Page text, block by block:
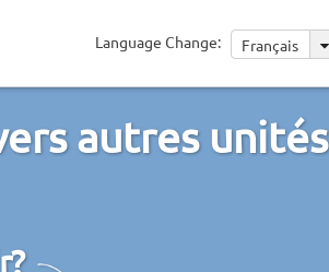
Language Change: Français
autres unités